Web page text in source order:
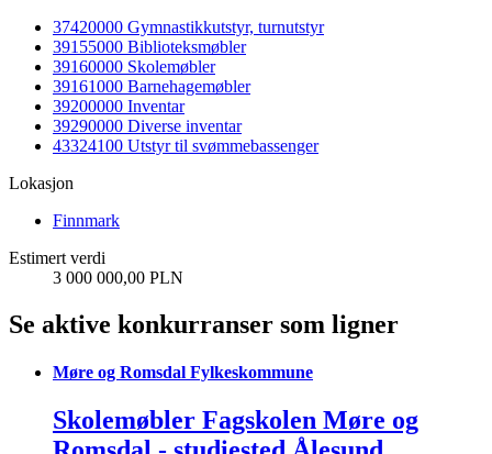
37420000 Gymnastikkutstyr, turnutstyr
39155000 Biblioteksmøbler
39160000 Skolemøbler
39161000 Barnehagemøbler
39200000 Inventar
39290000 Diverse inventar
43324100 Utstyr til svømmebassenger
Lokasjon
Finnmark
Estimert verdi
3 000 000,00 PLN
Se aktive konkurranser som ligner
Møre og Romsdal Fylkeskommune
Skolemøbler Fagskolen Møre og